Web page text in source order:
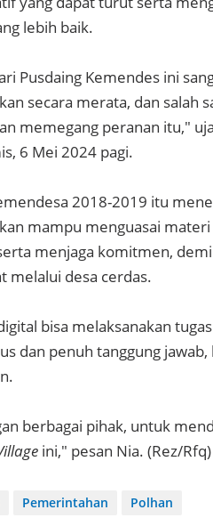
lebih baik.
Pusdaing Kemendes ini
secara merata, dan salah
memegang peranan itu,"
6 Mei 2024 pagi.
2018-2019 itu
mampu menguasai
menjaga komitmen,
melalui desa cerdas.
bisa melaksanakan
dan penuh tanggung jawab,
berbagai pihak, untuk
ini," pesan Nia. (Rez/Rfq)
Pemerintahan Polhan